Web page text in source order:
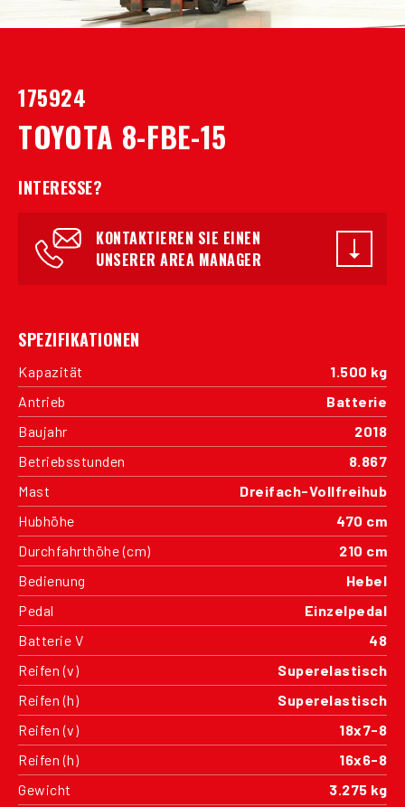
175924
TOYOTA 8-FBE-15
INTERESSE?
KONTAKTIEREN SIE EINEN
UNSERER AREA MANAGER
SPEZIFIKATIONEN
Kapazität
1.500 kg
Antrieb
Batterie
Baujahr
2018
Betriebsstunden
8.867
Mast
Dreifach-Vollfreihub
Hubhöhe
470 cm
Durchfahrthöhe (cm)
210 cm
Bedienung
Hebel
Pedal
Einzelpedal
Batterie V
48
Reifen (v)
Superelastisch
Reifen (h)
Superelastisch
Reifen (v)
18x7-8
Reifen (h)
16x6-8
Gewicht
3.275 kg